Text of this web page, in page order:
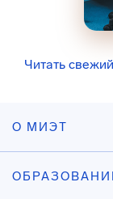
Читать
О МИЭТ